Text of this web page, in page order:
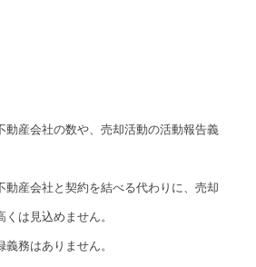
動産会社の数や、売却活動の活動報告義
動産会社と契約を結べる代わりに、売却
は見込めません。
務はありません。